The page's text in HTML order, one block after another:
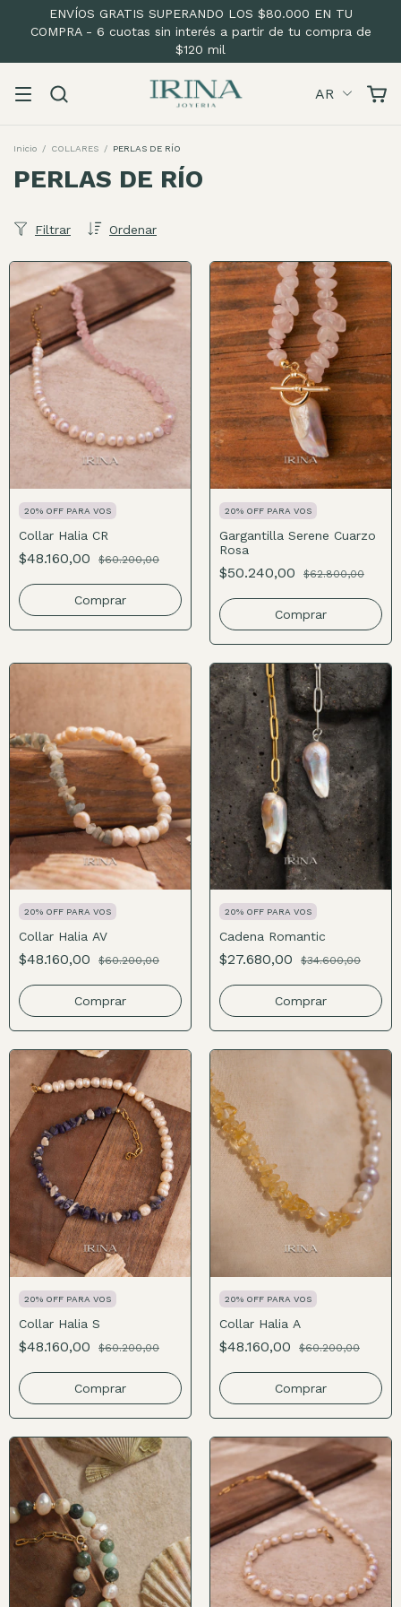
ENVÍOS GRATIS SUPERANDO LOS $80.000 EN TU
COMPRA - 6 cuotas sin interés a partir de tu compra de
$120 mil
AR
Inicio / COLLARES / PERLAS DE RÍO
PERLAS DE RÍO
Ordenar
Filtrar
20% OFF PARA VOS
Collar Halia CR
$48.160,00 $60.200,00
Comprar
20% OFF PARA VOS
Gargantilla Serene Cuarzo
Rosa
$50.240,00 $62.800,00
Comprar
20% OFF PARA VOS
Collar Halia AV
$48.160,00 $60.200,00
Comprar
20% OFF PARA VOS
Cadena Romantic
$27.680,00 $34.600,00
Comprar
20% OFF PARA VOS
Collar Halia S
$48.160,00 $60.200,00
Comprar
20% OFF PARA VOS
Collar Halia A
$48.160,00 $60.200,00
Comprar